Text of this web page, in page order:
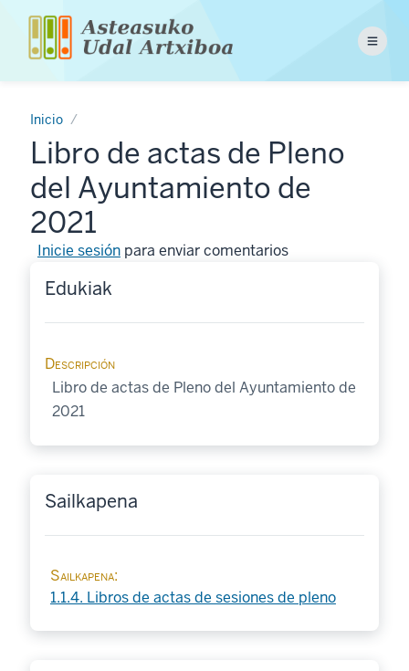
contenido
Menu
Inicio
Libro de actas de Pleno
del Ayuntamiento de
2021
Inicie sesiónpara enviar comentarios
Edukiak
Descripción
Libro de actas de Pleno del Ayuntamiento de
2021
Sailkapena
Sailkapena
1.1.4. Libros de actas de sesiones de pleno